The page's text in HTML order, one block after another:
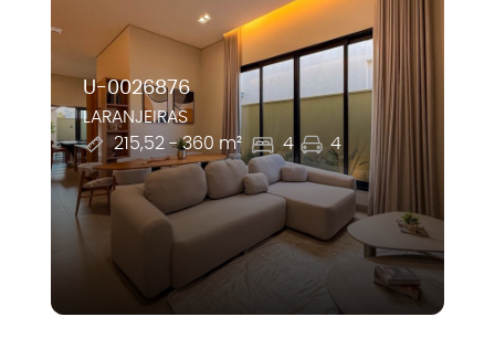
U-0026876
LARANJEIRAS
215,52 - 360 m²
4 4